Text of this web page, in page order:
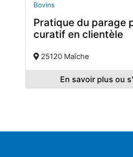
Bovins
Pratique du parage
curatif en clientèle
25120 Maîche
En savoir plus ou